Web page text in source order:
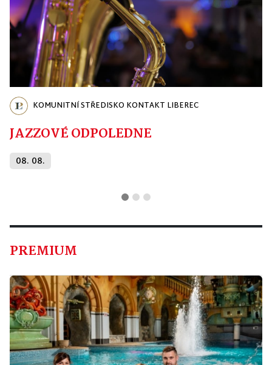
KOMUNITNÍ STŘEDISKO KONTAKT LIBEREC
JAZZOVÉ ODPOLEDNE
08. 08.
PREMIUM